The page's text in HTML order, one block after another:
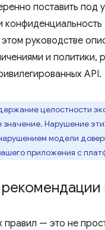
поставить под
конфиденциальность
руководстве
и политики,
API.
целостности
Нарушение
модели
приложения с
— это не